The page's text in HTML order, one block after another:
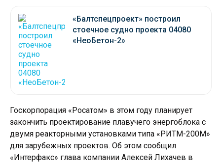
«Балтспецпроект» построил
стоечное судно проекта 04080
«НеоБетон-2»
Госкорпорация «Росатом» в этом году планирует
закончить проектирование плавучего энергоблока с
двумя реакторными установками типа «РИТМ-200М»
для зарубежных проектов. Об этом сообщил
«Интерфакс» глава компании Алексей Лихачев в